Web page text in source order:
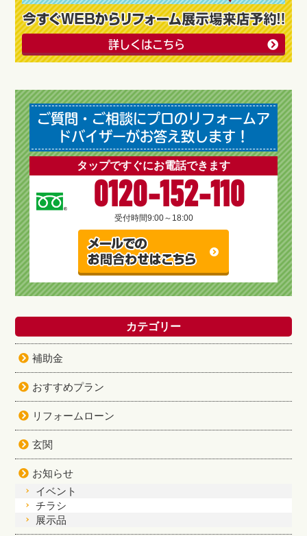
詳しくはこちら
ご質問・ご相談にプロのリフォームア
ドバイザーがお答え致します！
タップですぐにお電話できます
0120-152-110
受付時間9:00～18:00
カテゴリー
補助金
おすすめプラン
リフォームローン
玄関
お知らせ
イベント
チラシ
展示品